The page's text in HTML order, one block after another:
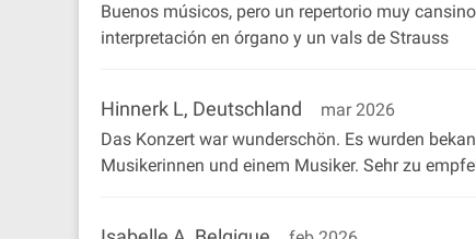
Buenos músicos, pero un repertorio muy
interpretación en órgano y un vals de Strauss
Hinnerk L, Deutschland
mar 2026
Das Konzert war wunderschön. Es wurden
Musikerinnen und einem Musiker. Sehr zu